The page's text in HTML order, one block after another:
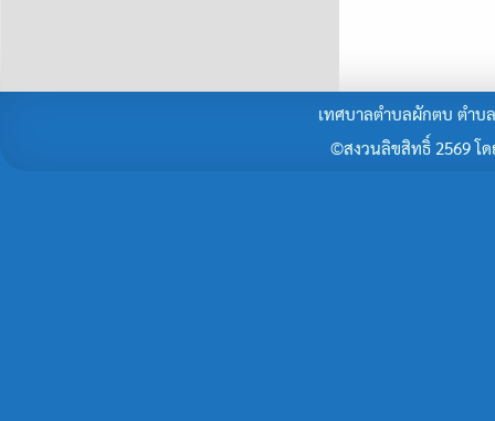
เทศบาลตำบลผักตบ ตำบ
©สงวนลิขสิทธิ์ 2569 โ